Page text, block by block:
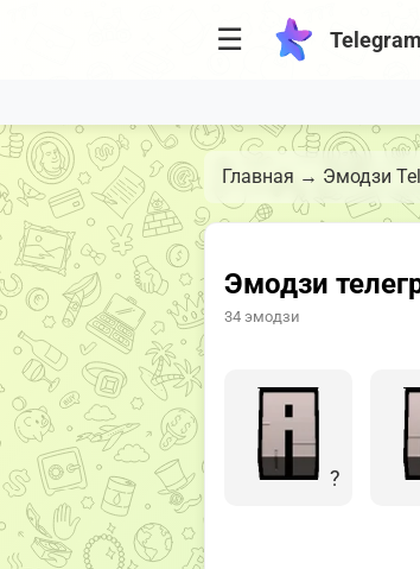
☰
Главная → Эмодзи
Эмодзи
34 эмодзи
?